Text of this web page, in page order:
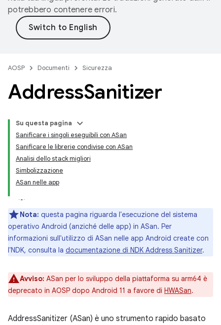
potrebbero contenere errori.
AOSP Documenti Sicurezza
AddressSanitizer
Su questa pagina
Sanificare i singoli eseguibili con ASan
Sanificare le librerie condivise con ASan
Analisi dello stack migliori
Simbolizzazione
ASan nelle app
Nota: questa pagina riguarda l'esecuzione del sistema
operativo Android (anziché delle app) in ASan. Per
informazioni sull'utilizzo di ASan nelle app Android create con
l'NDK, consulta la documentazione di NDK Address Sanitizer.
Avviso: ASan per lo sviluppo della piattaforma su arm64 è
deprecato in AOSP dopo Android 11 a favore di HWASan.
AddressSanitizer (ASan) è uno strumento rapido basato